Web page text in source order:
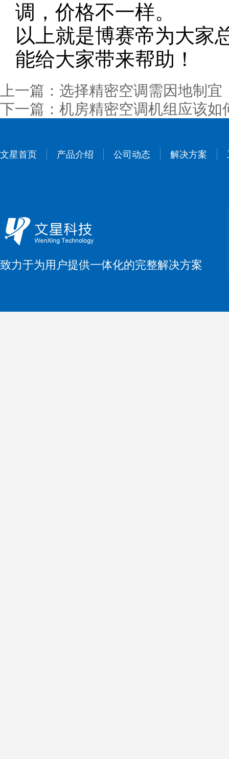
调，价格不一样。
以上就是博赛帝为大家
能给大家带来帮助！
上一篇：选择精密空调需因地制宜
下一篇：机房精密空调机组应该如
文星首页 产品介绍 公司动态 解决方案
致力于为用户提供一体化的完整解决方案